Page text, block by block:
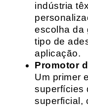
indústria
escolha da
tipo de
aplicação.
Promotor
Um primer
superfícies
superficial,